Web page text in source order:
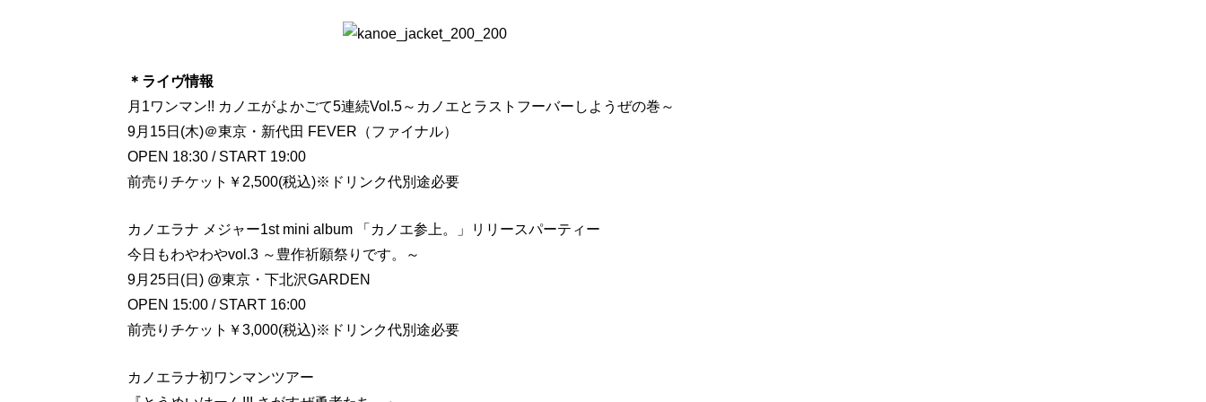
＊ライヴ情報
月1ワンマン!! カノエがよかごて5連続Vol.5～カノエとラストフーバーしようぜの巻～
9月15日(木)＠東京・新代田 FEVER（ファイナル）
OPEN 18:30 / START 19:00
前売りチケット￥2,500(税込)※ドリンク代別途必要
カノエラナ メジャー1st mini album 「カノエ参上。」リリースパーティー
今日もわやわやvol.3 ～豊作祈願祭りです。～
9月25日(日) @東京・下北沢GARDEN
OPEN 15:00 / START 16:00
前売りチケット￥3,000(税込)※ドリンク代別途必要
カノエラナ初ワンマンツアー